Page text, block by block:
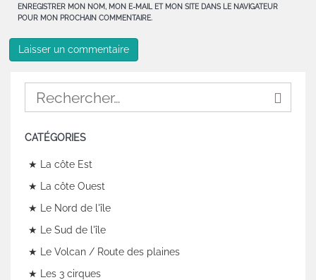
ENREGISTRER MON NOM, MON E-MAIL ET MON SITE DANS LE NAVIGATEUR
POUR MON PROCHAIN COMMENTAIRE.
CATÉGORIES
★ La côte Est
★ La côte Ouest
★ Le Nord de l'île
★ Le Sud de l'île
★ Le Volcan / Route des plaines
★ Les 3 cirques